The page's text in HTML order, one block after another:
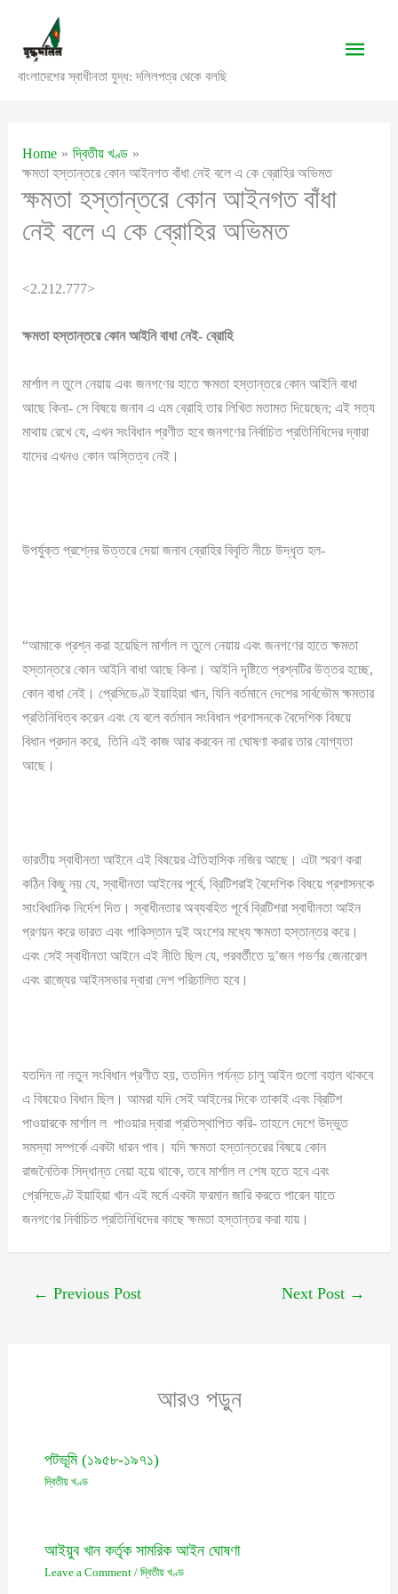
content
বাংলাদেশের স্বাধীনতা যুদ্ধ: দলিলপত্র থেকে বলছি
Main
Home
দ্বিতীয় খণ্ড
ক্ষমতা হস্তান্তরে কোন আইনগত বাঁধা নেই বলে এ কে ব্রোহির অভিমত
ক্ষমতা হস্তান্তরে কোন আইনগত বাঁধা
নেই বলে এ কে ব্রোহির অভিমত
<2.212.777>
ক্ষমতা হস্তান্তরে কোন আইনি বাধা নেই- ব্রোহি
মার্শাল ল তুলে নেয়ায় এবং জনগণের হাতে ক্ষমতা হস্তান্তরে কোন আইনি বাধা
আছে কিনা- সে বিষয়ে জনাব এ এম ব্রোহি তার লিখিত মতামত দিয়েছেন; এই সত্য
মাথায় রেখে যে, এখন সংবিধান প্রণীত হবে জনগণের নির্বাচিত প্রতিনিধিদের দ্বারা
যাদের এখনও কোন অস্তিত্ব নেই।
উপর্যুক্ত প্রশ্নের উত্তরে দেয়া জনাব ব্রোহির বিবৃতি নীচে উদ্ধৃত হল-
“আমাকে প্রশ্ন করা হয়েছিল মার্শাল ল তুলে নেয়ায় এবং জনগণের হাতে ক্ষমতা
হস্তান্তরে কোন আইনি বাধা আছে কিনা। আইনি দৃষ্টিতে প্রশ্নটির উত্তর হচ্ছে,
কোন বাধা নেই। প্রেসিডেণ্ট ইয়াহিয়া খান, যিনি বর্তমানে দেশের সার্বভৌম ক্ষমতার
প্রতিনিধিত্ব করেন এবং যে বলে বর্তমান সংবিধান প্রশাসনকে বৈদেশিক বিষয়ে
বিধান প্রদান করে, তিনি এই কাজ আর করবেন না ঘোষণা করার তার যোগ্যতা
আছে।
ভারতীয় স্বাধীনতা আইনে এই বিষয়ের ঐতিহাসিক নজির আছে। এটা স্মরণ করা
কঠিন কিছু নয় যে, স্বাধীনতা আইনের পূর্বে, ব্রিটিশরাই বৈদেশিক বিষয়ে প্রশাসনকে
সাংবিধানিক নির্দেশ দিত। স্বাধীনতার অব্যবহিত পূর্বে ব্রিটিশরা স্বাধীনতা আইন
প্রণয়ন করে ভারত এবং পাকিস্তান দুই অংশের মধ্যে ক্ষমতা হস্তান্তর করে।
এবং সেই স্বাধীনতা আইনে এই নীতি ছিল যে, পরবর্তীতে দু’জন গভর্ণর জেনারেল
এবং রাজ্যের আইনসভার দ্বারা দেশ পরিচালিত হবে।
যতদিন না নতুন সংবিধান প্রণীত হয়, ততদিন পর্যন্ত চালু আইন গুলো বহাল থাকবে
এ বিষয়েও বিধান ছিল। আমরা যদি সেই আইনের দিকে তাকাই এবং ব্রিটিশ
পাওয়ারকে মার্শাল ল পাওয়ার দ্বারা প্রতিস্থাপিত করি- তাহলে দেশে উদ্ভুত
সমস্যা সম্পর্কে একটা ধারন পাব। যদি ক্ষমতা হস্তান্তরের বিষয়ে কোন
রাজনৈতিক সিদ্ধান্ত নেয়া হয়ে থাকে, তবে মার্শাল ল শেষ হতে হবে এবং
প্রেসিডেণ্ট ইয়াহিয়া খান এই মর্মে একটা ফরমান জারি করতে পারেন যাতে
জনগণের নির্বাচিত প্রতিনিধিদের কাছে ক্ষমতা হস্তান্তর করা যায়।
← Previous Post Next Post →
আরও পড়ুন
পটভূমি (১৯৫৮-১৯৭১)
দ্বিতীয় খণ্ড
আইয়ুব খান কর্তৃক সামরিক আইন ঘোষণা
Leave a Comment / দ্বিতীয় খণ্ড